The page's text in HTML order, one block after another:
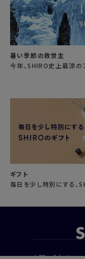
暑い季節の救世主
今年、SHIRO史上最涼の
ギフト
毎日を少し特別にする、